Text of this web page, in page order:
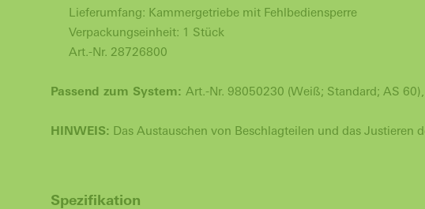
Lieferumfang: Kammergetriebe mit Fehlbediensperre
Verpackungseinheit: 1 Stück
Art.-Nr. 28726800
Passend zum System: Art.-Nr. 98050230 (Weiß; Standard; AS
HINWEIS: Das Austauschen von Beschlagteilen und das Justieren
Spezifikation